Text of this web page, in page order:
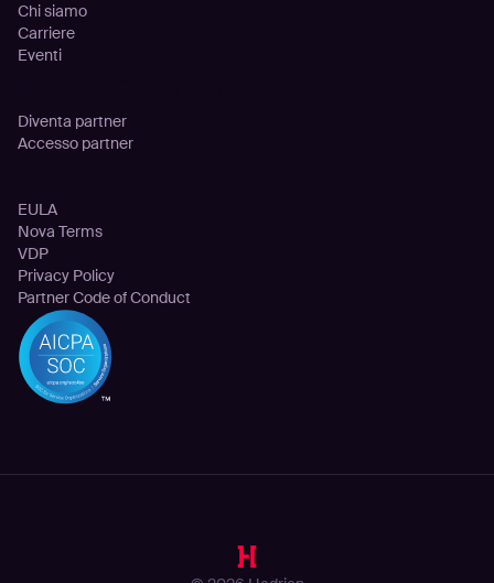
Chi siamo
Carriere
Eventi
Diventa partner
Accesso partner
EULA
Nova Terms
VDP
Privacy Policy
Partner Code of Conduct